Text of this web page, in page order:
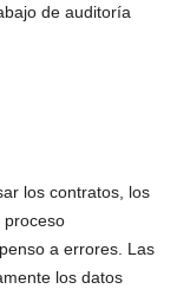
de auditoría
los contratos, los
proceso
a errores. Las
los datos